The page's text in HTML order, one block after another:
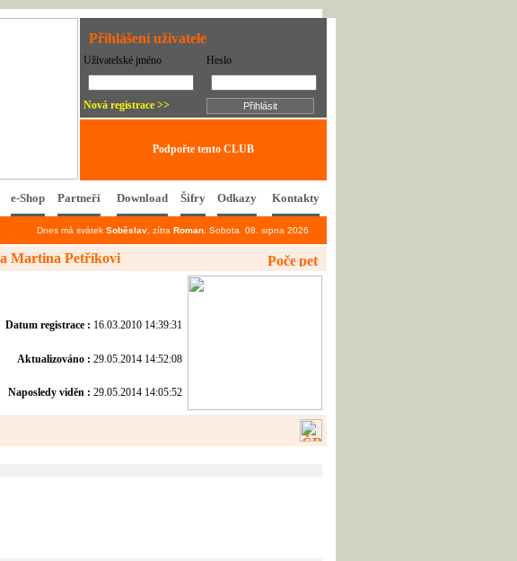
Přihlášení uživatele
Uživatelské jméno Heslo
Nová registrace >>
Podpořte tento CLUB
e-Shop Partneři Download Šifry Odkazy Kontakty
Dnes má svátek Soběslav , zítra Roman . Sobota 08. srpna 2026
Martina Petříkovi
Datum registrace : 16.03.2010 14:39:31
Aktualizováno : 29.05.2014 14:52:08
Naposledy viděn : 29.05.2014 14:05:52